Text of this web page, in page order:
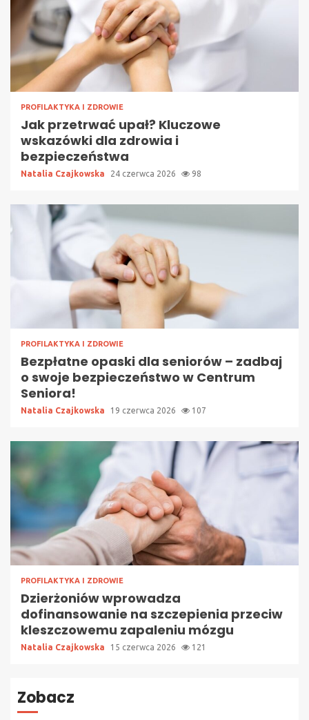
PROFILAKTYKA I ZDROWIE
Jak przetrwać upał? Kluczowe
wskazówki dla zdrowia i
bezpieczeństwa
Natalia Czajkowska 24 czerwca 2026 98
PROFILAKTYKA I ZDROWIE
Bezpłatne opaski dla seniorów – zadbaj
o swoje bezpieczeństwo w Centrum
Seniora!
Natalia Czajkowska 19 czerwca 2026 107
PROFILAKTYKA I ZDROWIE
Dzierżoniów wprowadza
dofinansowanie na szczepienia przeciw
kleszczowemu zapaleniu mózgu
Natalia Czajkowska 15 czerwca 2026 121
Zobacz